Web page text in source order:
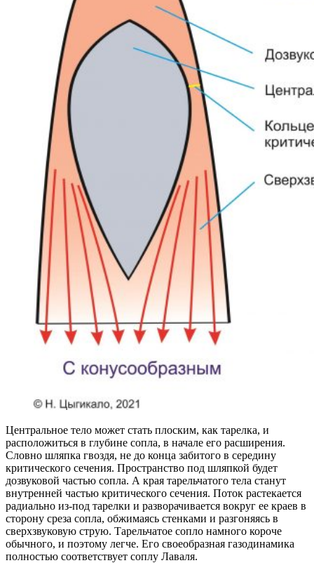
Центральное тело может стать плоским, как тарелка, и
расположиться в глубине сопла, в начале его расширения.
Словно шляпка гвоздя, не до конца забитого в середину
критического сечения. Пространство под шляпкой будет
дозвуковой частью сопла. А края тарельчатого тела станут
внутренней частью критического сечения. Поток растекается
радиально из-под тарелки и разворачивается вокруг ее краев в
сторону среза сопла, обжимаясь стенками и разгоняясь в
сверхзвуковую струю. Тарельчатое сопло намного короче
обычного, и поэтому легче. Его своеобразная газодинамика
полностью соответствует соплу Лаваля.